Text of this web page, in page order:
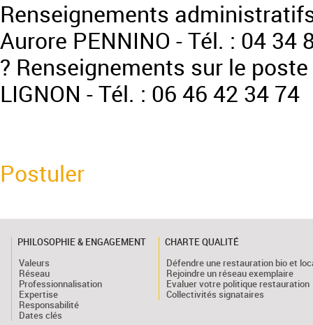
Renseignements
Aurore PENNINO - Tél. : 04 34
? Renseignements sur le
LIGNON - Tél. : 06 46 42 34 74
Postuler
PHILOSOPHIE & ENGAGEMENT
Valeurs
Réseau
Professionnalisation
Expertise
Responsabilité
Dates clés
CHARTE QUALITÉ
Défendre une restauration bio et
Rejoindre un réseau exemplaire
Evaluer votre politique restauration
Collectivités signataires